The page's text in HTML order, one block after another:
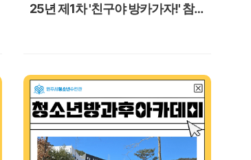
25년 제1차 '친구야 방카가자!' 참가